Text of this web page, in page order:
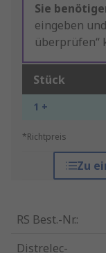
Sie
eingeben
überprüfen“
Stück
1 +
*Richtpreis
Zu
RS Best.-Nr.:
Distrelec-